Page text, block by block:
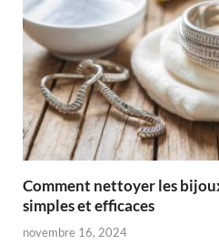
Comment nettoyer les
simples et efficaces
novembre 16, 2024